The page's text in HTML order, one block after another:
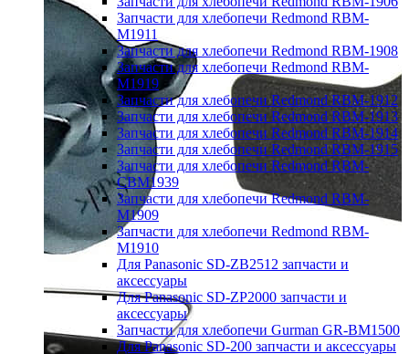
Запчасти для хлебопечи Redmond RBM-
M1911
Запчасти для хлебопечи Redmond RBM-1908
Запчасти для хлебопечи Redmond RBM-
M1919
Запчасти для хлебопечи Redmond RBM-1912
Запчасти для хлебопечи Redmond RBM-1913
Запчасти для хлебопечи Redmond RBM-1914
Запчасти для хлебопечи Redmond RBM-1915
Запчасти для хлебопечи Redmond RBM-
CBM1939
Запчасти для хлебопечи Redmond RBM-
M1909
Запчасти для хлебопечи Redmond RBM-
M1910
Для Panasonic SD-ZB2512 запчасти и
аксессуары
Для Panasonic SD-ZP2000 запчасти и
аксессуары
Запчасти для хлебопечи Gurman GR-BM1500
Для Panasonic SD-200 запчасти и аксессуары